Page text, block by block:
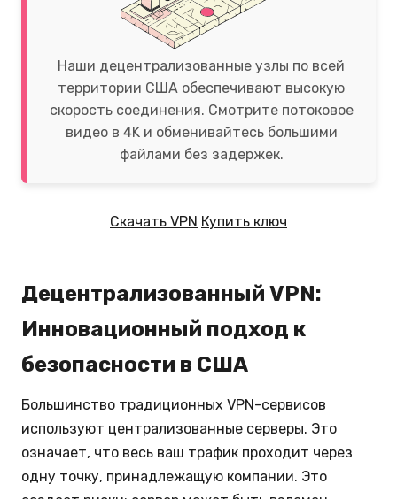
Наши децентрализованные узлы по всей
территории США обеспечивают высокую
скорость соединения. Смотрите потоковое
видео в 4K и обменивайтесь большими
файлами без задержек.
Скачать VPN Купить ключ
Децентрализованный VPN:
Инновационный подход к
безопасности в США
Большинство традиционных VPN-сервисов
используют централизованные серверы. Это
означает, что весь ваш трафик проходит через
одну точку, принадлежащую компании. Это